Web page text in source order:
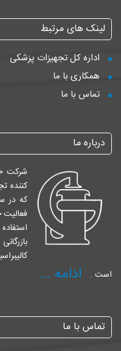
لینک های مرتبط
اداره کل تجهیزات پزشکی
همکاری با ما
تماس با ما
درباره ما
شرکت
کننده
است .
ادامه ...
تماس با ما